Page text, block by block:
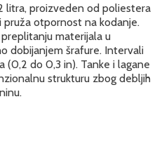
litra, proizveden od poliestera
otpornost na kodanje.
materijala u
dobijanjem šrafure. Intervali
(0,2 do 0,3 in). Tanke i lagane
strukturu zbog debljih